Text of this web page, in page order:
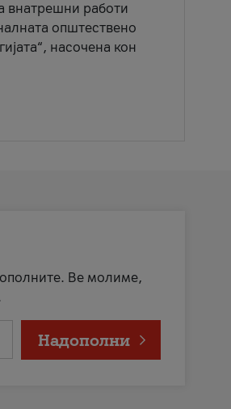
внатрешни работи
општествено
насочена кон
Ве молиме,
Надополни